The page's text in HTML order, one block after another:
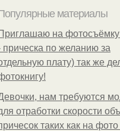
материалы
на
прическа по желанию за
плату) так же
нам требуются
отработки скорости
таких как на фото